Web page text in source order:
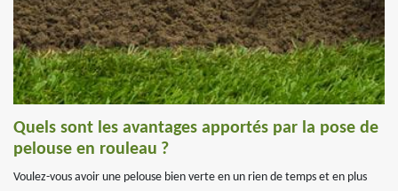
Quels sont les avantages apportés par la pose de
pelouse en rouleau ?
Voulez-vous avoir une pelouse bien verte en un rien de temps et en plus